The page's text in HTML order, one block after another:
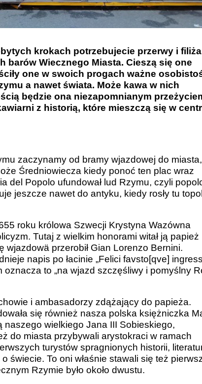
krokach potrzebujecie przerwy i
barów Wiecznego Miasta. Cieszą się one
one w swoich progach ważne
a nawet świata. Może kawa w nich
będzie ona niezapomnianym
z historią, które mieszczą się w
zaczynamy od bramy wjazdowej do miasta,
Średniowiecza kiedy ponoć ten plac wraz
del Popolo ufundował lud Rzymu, czyli
jeszcze nawet do antyku, kiedy rosły tu
roku królowa Szwecji Krystyna Wazówna
Tutaj z wielkim honorami witał ją papież
przerobił Gian Lorenzo Bernini.
napis po łacinie „Felici favsto[qve]
oznacza to „na wjazd szczęśliwy i pomyślny
i ambasadorzy zdążający do papieża.
się również nasza polska księżniczka
naszego wielkiego Jana III Sobieskiego,
do miasta przybywali arystokraci w ramach
turystów spragnionych historii,
świecie. To oni właśnie stawali się też
Rzymie było około dwustu.